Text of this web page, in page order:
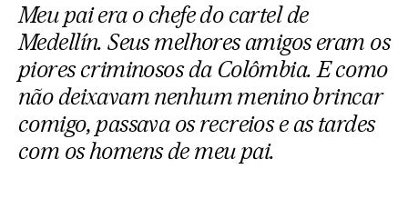
Meu pai era o chefe do cartel de
Medellín. Seus melhores amigos eram os
piores criminosos da Colômbia. E como
não deixavam nenhum menino brincar
comigo, passava os recreios e as tardes
com os homens de meu pai.